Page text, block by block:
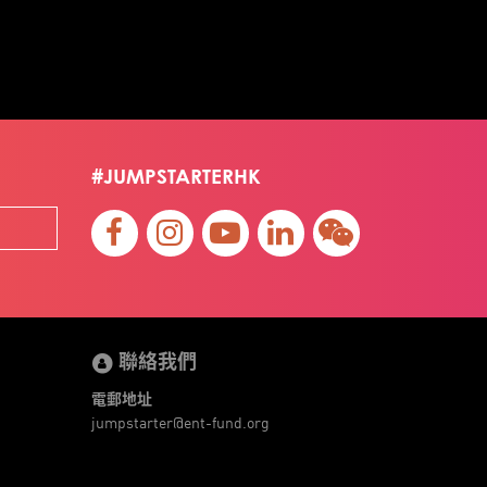
#JUMPSTARTERHK
聯絡我們
電郵地址
jumpstarter@ent-fund.org